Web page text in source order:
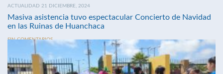
ACTUALIDAD 21 DICIEMBRE, 2024
Masiva asistencia tuvo espectacular Concierto de Navidad
en las Ruinas de Huanchaca
SIN COMENTARIOS